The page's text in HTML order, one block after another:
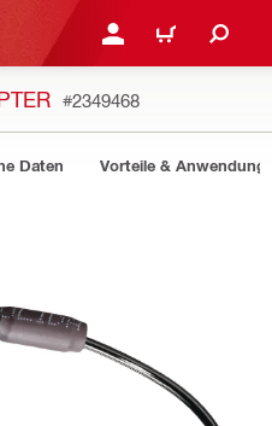
ANMELDEN ODER
WARENKORB
#2349468
Daten Vorteile &